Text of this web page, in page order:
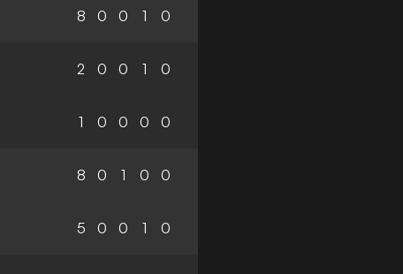
8 0 0 1 0
2 0 0 1 0
1 0 0 0 0
8 0 1 0 0
5 0 0 1 0